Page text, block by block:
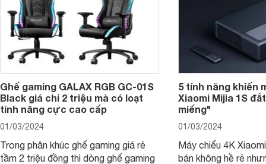
Ghế gaming GALAX RGB GC-01S
Black giá chỉ 2 triệu mà có loạt
tính năng cực cao cấp
01/03/2024
Trong phân khúc ghế gaming giá rẻ
tầm 2 triệu đồng thì dòng ghế gaming
5 tính năng khiến
Xiaomi Mijia 1S
miếng"
01/03/2024
Máy chiếu 4K
bán không hề rẻ